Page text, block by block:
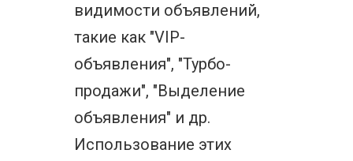
видимости объявлений,
такие как "VIP-
объявления", "Турбо-
продажи", "Выделение
объявления" и др.
Использование этих